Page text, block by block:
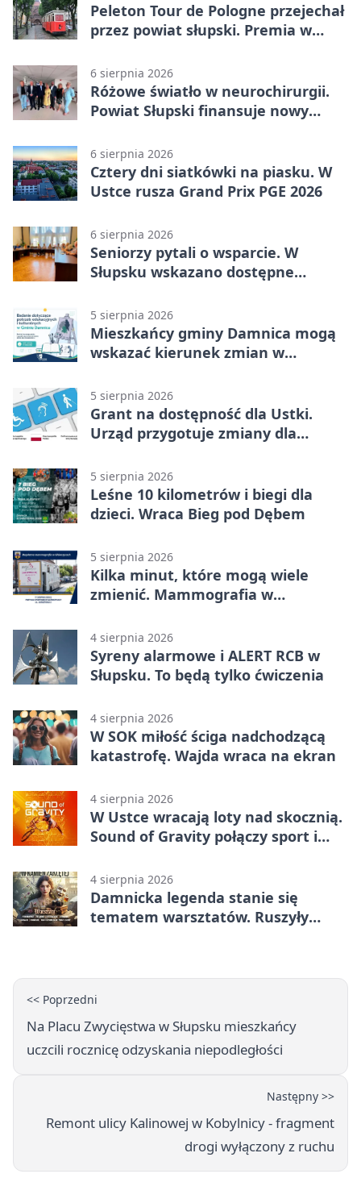
Peleton Tour de Pologne przejechał
przez powiat słupski. Premia w
6 sierpnia 2026
Różowe światło w neurochirurgii.
Powiat Słupski finansuje nowy
6 sierpnia 2026
Cztery dni siatkówki na piasku. W
Ustce rusza Grand Prix PGE 2026
6 sierpnia 2026
Seniorzy pytali o wsparcie. W
Słupsku wskazano dostępne
5 sierpnia 2026
Mieszkańcy gminy Damnica mogą
wskazać kierunek zmian w
5 sierpnia 2026
Grant na dostępność dla Ustki.
Urząd przygotuje zmiany dla
5 sierpnia 2026
Leśne 10 kilometrów i biegi dla
dzieci. Wraca Bieg pod Dębem
5 sierpnia 2026
Kilka minut, które mogą wiele
zmienić. Mammografia w
4 sierpnia 2026
Syreny alarmowe i ALERT RCB w
Słupsku. To będą tylko ćwiczenia
4 sierpnia 2026
W SOK miłość ściga nadchodzącą
katastrofę. Wajda wraca na ekran
4 sierpnia 2026
W Ustce wracają loty nad skocznią.
Sound of Gravity połączy sport i
4 sierpnia 2026
Damnicka legenda stanie się
tematem warsztatów. Ruszyły
<< Poprzedni
Na Placu Zwycięstwa w Słupsku mieszkańcy
uczcili rocznicę odzyskania niepodległości
Następny >>
Remont ulicy Kalinowej w Kobylnicy - fragment
drogi wyłączony z ruchu